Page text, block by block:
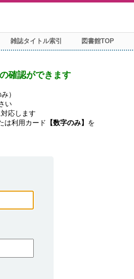
雑誌タイトル索引 図書館TOP
確認ができます
）
い
応します
は利用カード 【数字のみ】 を